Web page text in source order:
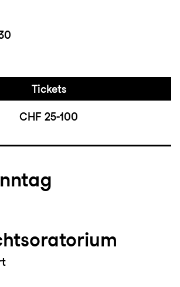
Tickets
CHF 25-100